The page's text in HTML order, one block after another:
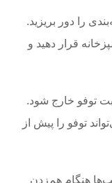
را دور بریزید.
قرار دهید و
توفو خارج شود.
توفو را پیش از
هنگام هم‌زدن